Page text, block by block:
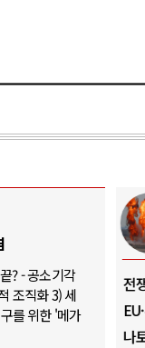
? - 공소기각
조직화 3) 세
를 위한 '메가
리전의 역..
, 러시아..
호
호
이